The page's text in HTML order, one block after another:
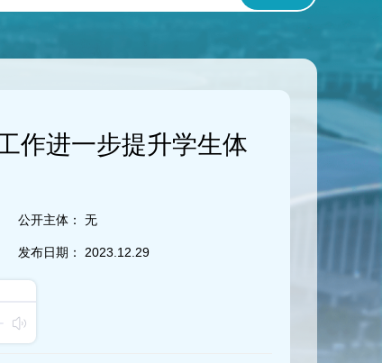
作进一步提升学生体
公开主体： 无
发布日期： 2023.12.29